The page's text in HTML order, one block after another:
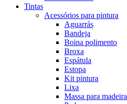
Tintas
Acessórios para pintura
Aguarrás
Bandeja
Boina polimento
Broxa
Espátula
Estopa
Kit pintura
Lixa
Massa para madeira